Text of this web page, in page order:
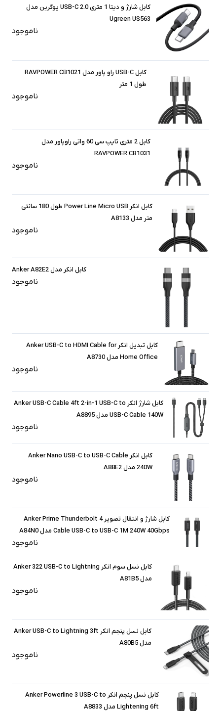
کابل شارژ و دیتا 1 متری USB-C 2.0 یوگرین مدل
Ugreen US563
ناموجود
کابل USB-C راو پاور مدل RAVPOWER CB1021
طول 1 متر
ناموجود
کابل 2 متری تایپ سی 60 واتی راوپاور مدل
RAVPOWER CB1031
ناموجود
کابل انکر Power Line Micro USB طول 180 سانتی
متر مدل A8133
ناموجود
کابل انکر مدل Anker A82E2
ناموجود
کابل تبدیل انکر Anker USB-C to HDMI Cable for
Home Office مدل A8730
ناموجود
کابل شارژ انکر Anker USB-C Cable 4ft 2-in-1 USB-C to
USB-C Cable 140W مدل A8895
ناموجود
کابل انکر Anker Nano USB-C to USB-C Cable
240W مدل A88E2
ناموجود
کابل شارژ و انتقال تصویر Anker Prime Thunderbolt 4
Cable USB-C to USB-C 1M 240W 40Gbps مدل A84N0
ناموجود
کابل نسل سوم انکر Anker 322 USB-C to Lightning
مدل A81B5
ناموجود
کابل نسل پنجم انکر Anker USB-C to Lightning 3ft
مدل A80B5
ناموجود
کابل نسل پنجم انکر Anker Powerline 3 USB-C to
Lightening 6ft مدل A8833